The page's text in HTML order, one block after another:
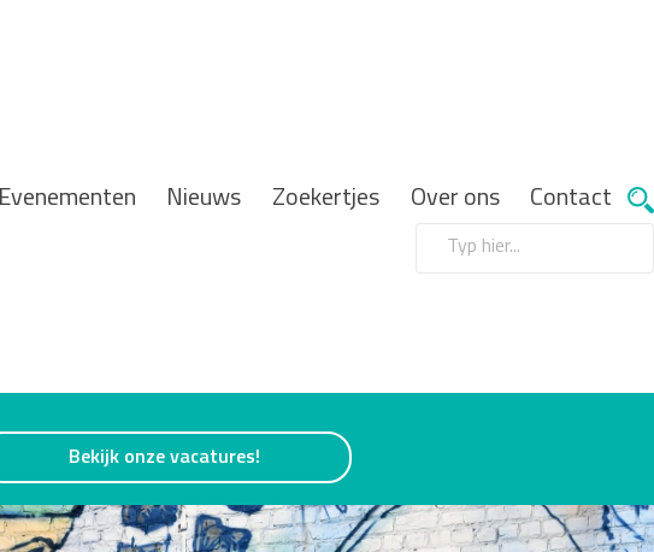
Evenementen Nieuws Zoekertjes Over ons Contact
Bekijk onze vacatures!